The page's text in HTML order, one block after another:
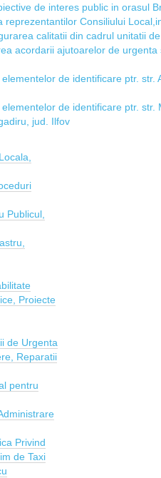
de interes public in orasul
reprezentantilor Consiliului
calitatii din cadrul unitatii
acordarii ajutoarelor de
de identificare ptr. str.
de identificare ptr.
jud. Ilfov
Publicul,
Proiecte
de Urgenta
Reparatii
pentru
Privind
de Taxi